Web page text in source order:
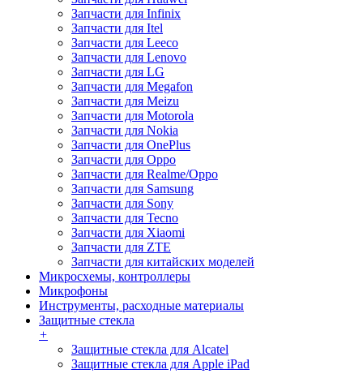
Запчасти для Infinix
Запчасти для Itel
Запчасти для Leeco
Запчасти для Lenovo
Запчасти для LG
Запчасти для Megafon
Запчасти для Meizu
Запчасти для Motorola
Запчасти для Nokia
Запчасти для OnePlus
Запчасти для Oppo
Запчасти для Realme/Oppo
Запчасти для Samsung
Запчасти для Sony
Запчасти для Tecno
Запчасти для Xiaomi
Запчасти для ZTE
Запчасти для китайских моделей
Микросхемы, контроллеры
Микрофоны
Инструменты, расходные материалы
Защитные стекла
+
Защитные стекла для Alcatel
Защитные стекла для Apple iPad